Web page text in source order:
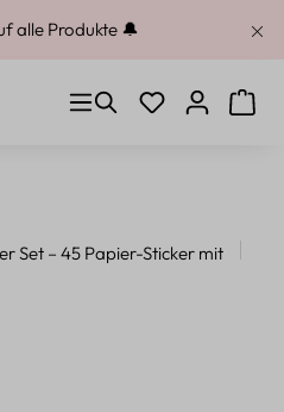
alle Produkte 🔔
Du hast 0